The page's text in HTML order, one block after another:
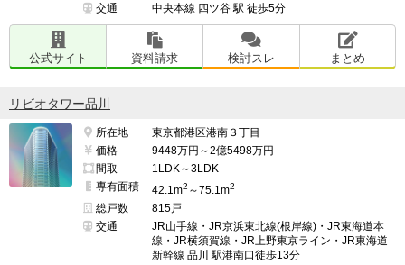
交通
中央本線 四ツ谷 駅 徒歩5分
公式サイト 資料請求 検討スレ まとめ
リビオタワー品川
所在地
東京都港区港南３丁目
価格
9448万円～2億5498万円
間取
1LDK～3LDK
専有面積
42.1m2 ～75.1m2
総戸数
815戸
交通
JR山手線・JR京浜東北線(根岸線)・JR東海道本
線・JR横須賀線・JR上野東京ライン・JR東海道
新幹線 品川 駅港南口徒歩13分